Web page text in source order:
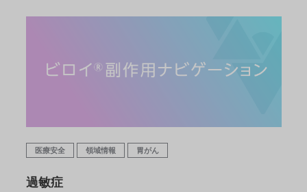
医療安全 領域情報 胃がん
過敏症